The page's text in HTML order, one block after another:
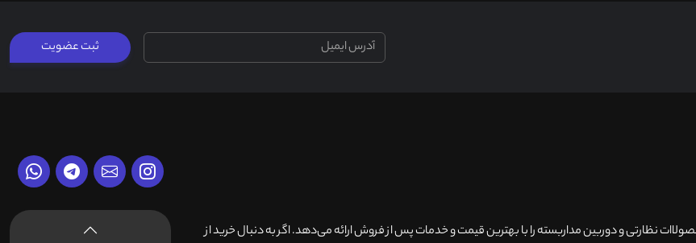
ثبت عضویت
فروش محصولاات نظارتی و دوربین مداربسته را با بهترین قیمت و خدمات پس از فروش ارائه می‌دهد. اگر به دنبال خرید از